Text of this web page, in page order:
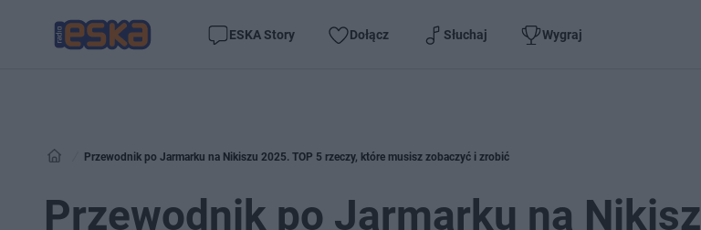
ESKA Story Dołącz Słuchaj Wygraj
Przewodnik po Jarmarku na Nikiszu 2025. TOP 5 rzeczy, które musisz zobaczyć i zrobić
Przewodnik po Jarmarku na